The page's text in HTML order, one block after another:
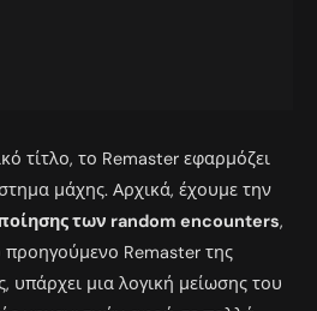
τίτλο, το Remaster εφαρμόζει
μάχης. Αρχικά, έχουμε την
των random encounters,
προηγούμενο Remaster της
υπάρχει μια λογική μείωσης του